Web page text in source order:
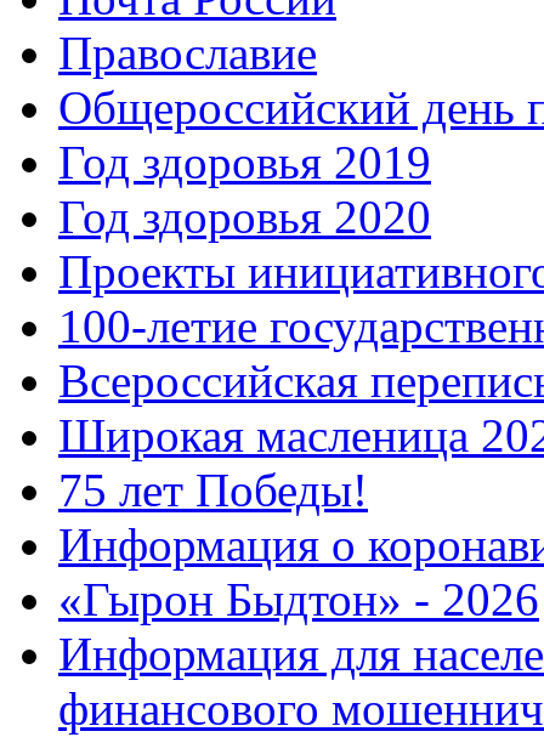
Православие
Общероссийский день
Год здоровья 2019
Год здоровья 2020
Проекты
100-летие
Всероссийская
Широкая масленица
75 лет Победы!
Информация о
«Гырон Быдтон» - 2026
Информация для
финансового